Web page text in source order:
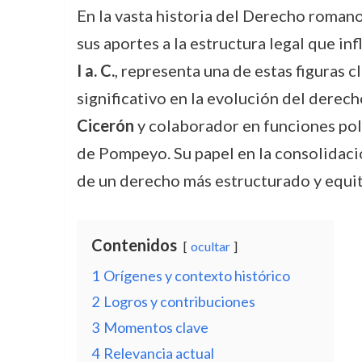
En la vasta historia del Derecho
sus aportes a la estructura legal que
I a. C., representa una de estas figuras
significativo en la evolución del
Cicerón y colaborador en funciones
de Pompeyo. Su papel en la
de un derecho más estructurado y
Contenidos ocultar
1 Orígenes y contexto histórico
2 Logros y contribuciones
3 Momentos clave
4 Relevancia actual